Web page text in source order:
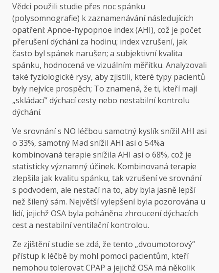
Vědci použili studie přes noc spánku
(polysomnografie) k zaznamenávání následujících
opatření: Apnoe-hypopnoe index (AHI), což je počet
přerušení dýchání za hodinu; index vzrušení, jak
často byl spánek narušen; a subjektivní kvalita
spánku, hodnocená ve vizuálním měřítku. Analyzovali
také fyziologické rysy, aby zjistili, které typy pacientů
byly nejvíce prospěch; To znamená, že ti, kteří mají
„skládací“ dýchací cesty nebo nestabilní kontrolu
dýchání.
Ve srovnání s NO léčbou samotný kyslík snížil AHI asi
o 33%, samotný Mad snížil AHI asi o 54%a
kombinovaná terapie snížila AHI asi o 68%, což je
statisticky významný účinek. Kombinovaná terapie
zlepšila jak kvalitu spánku, tak vzrušení ve srovnání
s podvodem, ale nestačí na to, aby byla jasně lepší
než šílený sám. Největší vylepšení byla pozorována u
lidí, jejichž OSA byla poháněna zhroucení dýchacích
cest a nestabilní ventilační kontrolou.
Ze zjištění studie se zdá, že tento „dvoumotorový“
přístup k léčbě by mohl pomoci pacientům, kteří
nemohou tolerovat CPAP a jejichž OSA má několik